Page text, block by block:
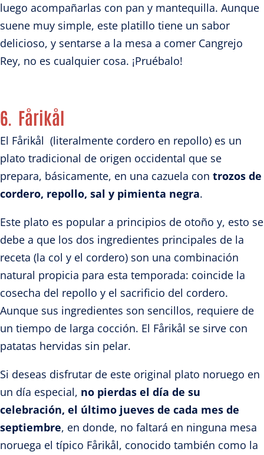
luego acompañarlas con pan y mantequilla. Aunque
suene muy simple, este platillo tiene un sabor
delicioso, y sentarse a la mesa a comer Cangrejo
Rey, no es cualquier cosa. ¡Pruébalo!
6. Fårikål
El Fårikål (literalmente cordero en repollo) es un
plato tradicional de origen occidental que se
prepara, básicamente, en una cazuela con trozos de
cordero, repollo, sal y pimienta negra.
Este plato es popular a principios de otoño y, esto se
debe a que los dos ingredientes principales de la
receta (la col y el cordero) son una combinación
natural propicia para esta temporada: coincide la
cosecha del repollo y el sacrificio del cordero.
Aunque sus ingredientes son sencillos, requiere de
un tiempo de larga cocción. El Fårikål se sirve con
patatas hervidas sin pelar.
Si deseas disfrutar de este original plato noruego en
un día especial, no pierdas el día de su
celebración, el último jueves de cada mes de
septiembre, en donde, no faltará en ninguna mesa
noruega el típico Fårikål, conocido también como la